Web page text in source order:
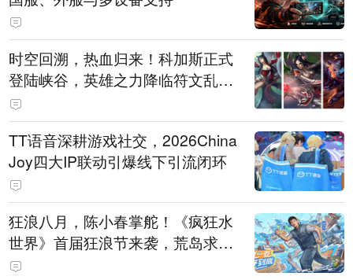
时空回溯，热血归来！科加斯正式
登陆峡谷，英雄之力降临符文乱
斗！
TT语音深耕游戏社交，2026China
Joy四大IP联动引爆线下引流闭环
狂浪八月，陈小春掌舵！《疯狂水
世界》首届狂浪节来袭，荒岛求生
直播即将开启